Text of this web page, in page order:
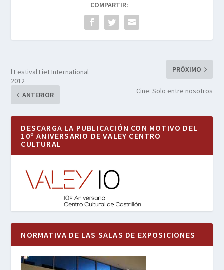
COMPARTIR:
l Festival Liet International
2012
ANTERIOR
PRÓXIMO
Cine: Solo entre nosotros
DESCARGA LA PUBLICACIÓN CON MOTIVO DEL
10º ANIVERSARIO DE VALEY CENTRO
CULTURAL
NORMATIVA DE LAS SALAS DE EXPOSICIONES